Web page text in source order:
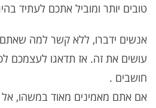
טובים יותר ומוביל אתכם לעתיד
אנשים ידברו, ללא קשר למה
עושים את זה. אז תדאגו לעצמכם
חושבים .
אם אתם מאמינים מאוד במשהו,